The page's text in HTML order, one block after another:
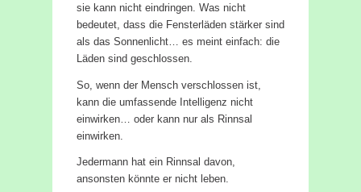
sie kann nicht eindringen. Was nicht
bedeutet, dass die Fensterläden stärker sind
als das Sonnenlicht… es meint einfach: die
Läden sind geschlossen.
So, wenn der Mensch verschlossen ist,
kann die umfassende Intelligenz nicht
einwirken… oder kann nur als Rinnsal
einwirken.
Jedermann hat ein Rinnsal davon,
ansonsten könnte er nicht leben.